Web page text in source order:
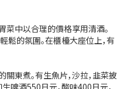
菜中以合理的價格享用清酒。
鬆的氛圍。在櫃檯大座位上，有
東煮。有生魚片，沙拉，韭菜披
啤酒550日元，酸味400日元，